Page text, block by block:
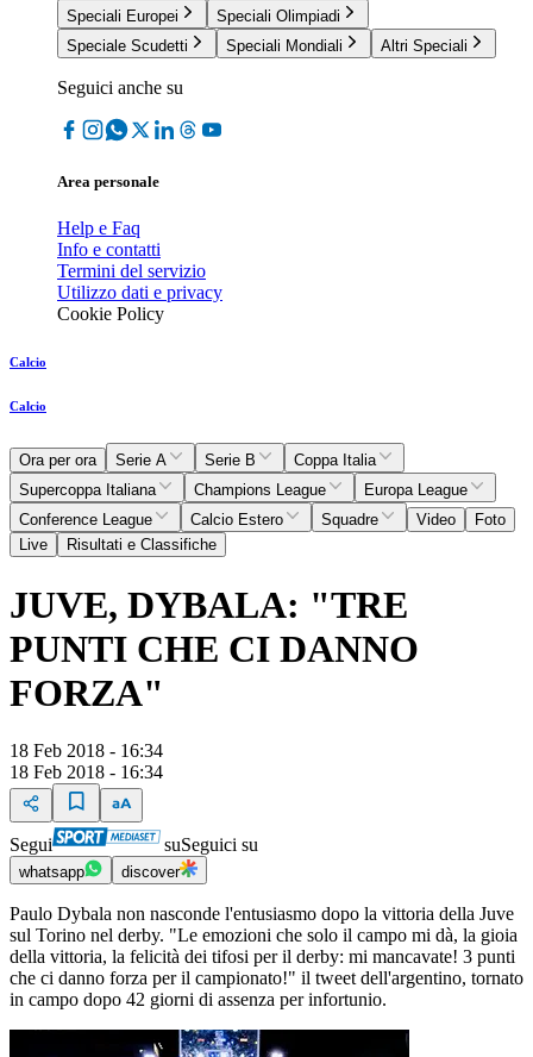
Speciali Europei
Speciali Olimpiadi
Speciale Scudetti
Speciali Mondiali Altri Speciali
Seguici anche su
Area personale
Help e Faq
Info e contatti
Termini del servizio
Utilizzo dati e privacy
Cookie Policy
Calcio
Calcio
Ora per ora Serie A Serie B
Coppa Italia
Supercoppa Italiana
Champions League
Europa League
Conference League
Calcio Estero Squadre Video
Foto
Live
Risultati e Classifiche
JUVE, DYBALA: "TRE
PUNTI CHE CI DANNO
FORZA"
18 Feb 2018 - 16:34
18 Feb 2018 - 16:34
Segui suSeguici su
whatsapp discover
Paulo Dybala non nasconde l'entusiasmo dopo la vittoria della Juve
sul Torino nel derby. "Le emozioni che solo il campo mi dà, la gioia
della vittoria, la felicità dei tifosi per il derby: mi mancavate! 3 punti
che ci danno forza per il campionato!" il tweet dell'argentino, tornato
in campo dopo 42 giorni di assenza per infortunio.